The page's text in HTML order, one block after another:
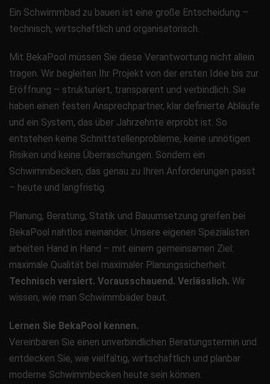
Ein Schwimmbad zu bauen ist eine große Entscheidung –
technisch, wirtschaftlich und organisatorisch.
Mit BekaPool müssen Sie diese Verantwortung nicht allein
tragen. Wir begleiten Ihr Projekt von der ersten Idee bis zur
Eröffnung – strukturiert, transparent und verbindlich. Sie
haben einen festen Ansprechpartner, klar definierte Abläufe
und ein System, das über Jahrzehnte erprobt ist. So
entstehen keine Schnittstellenprobleme, keine unnötigen
Risiken und keine Überraschungen. Sondern ein
Schwimmbecken, das genau zu Ihren Anforderungen passt
– heute und langfristig.
Planung, Beratung, Statik und Bauumsetzung greifen bei
BekaPool nahtlos ineinander. Unsere eigenen Spezialisten
arbeiten Hand in Hand – mit einem gemeinsamen Ziel:
maximale Qualität bei maximaler Planungssicherheit.
Technisch versiert. Vorausschauend. Verlässlich. Wir
wissen, wie man Schwimmbäder baut.
Lernen Sie BekaPool kennen.
Vereinbaren Sie einen unverbindlichen Beratungstermin und
entdecken Sie, wie vielfältig, wirtschaftlich und planbar
moderne Schwimmbecken heute sein können.